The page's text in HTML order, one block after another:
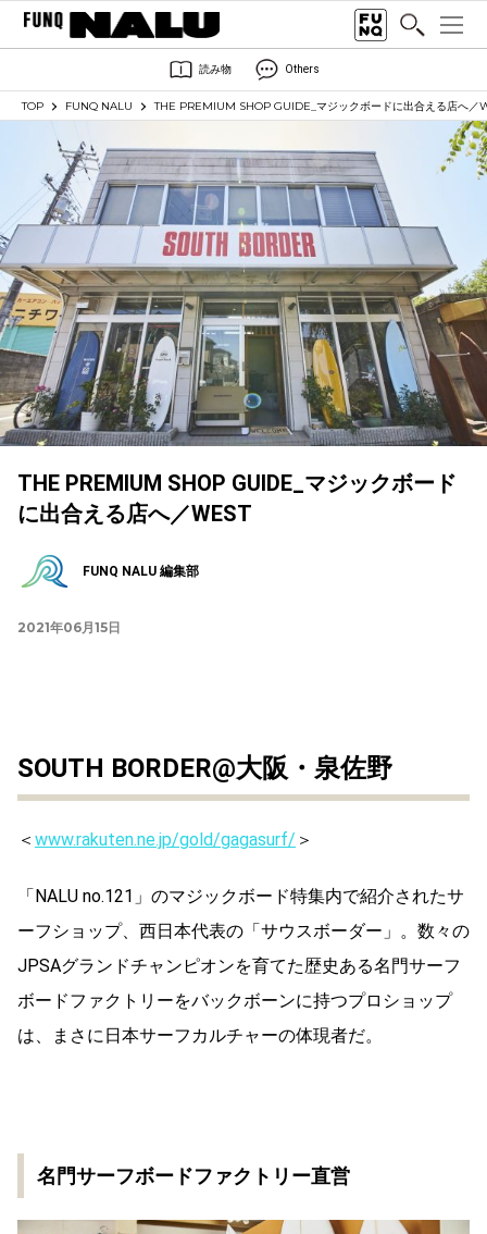
読み物 Others
TOP FUNQ NALU THE PREMIUM SHOP GUIDE_マジックボードに出合える店へ／
THE PREMIUM SHOP GUIDE_マジックボード
に出合える店へ／WEST
FUNQ NALU 編集部
2021年06月15日
SOUTH BORDER@大阪・泉佐野
＜ www.rakuten.ne.jp/gold/gagasurf/ ＞
「NALU no.121」のマジックボード特集内で紹介されたサ
ーフショップ、西日本代表の「サウスボーダー」。数々の
JPSAグランドチャンピオンを育てた歴史ある名門サーフ
ボードファクトリーをバックボーンに持つプロショップ
は、まさに日本サーフカルチャーの体現者だ。
名門サーフボードファクトリー直営